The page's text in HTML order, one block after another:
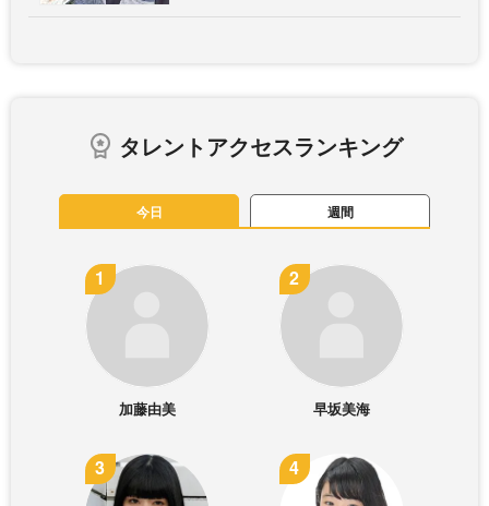
タレントアクセスランキング
今日 週間
加藤由美 早坂美海